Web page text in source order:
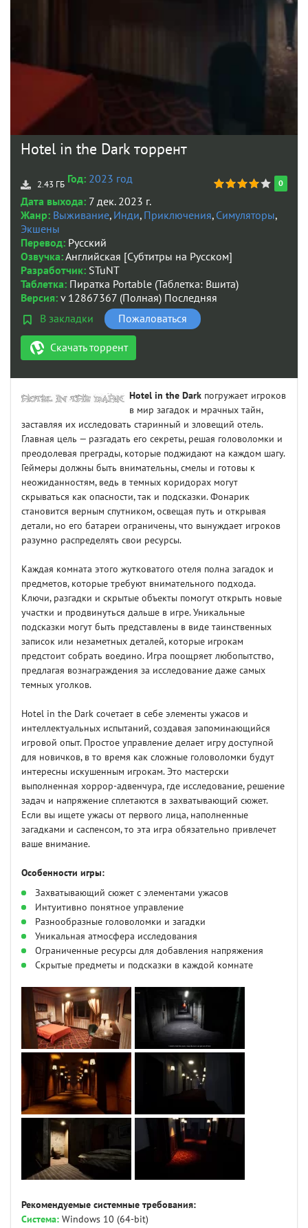
Hotel in the Dark торрент
0
2.43 ГБ Год: 2023 год
Дата выхода: 7 дек. 2023 г.
Жанр: Выживание, Инди, Приключения, Симуляторы,
Экшены
Перевод: Русский
Озвучка:Английская [Субтитры на Русском]
Разработчик: STuNT
Таблетка: Пиратка Portable (Таблетка: Вшита)
Версия: v 12867367 (Полная) Последняя
В закладки
Пожаловаться
Скачать торрент
Hotel in the Dark погружает игроков
в мир загадок и мрачных тайн,
заставляя их исследовать старинный и зловещий отель.
Главная цель — разгадать его секреты, решая головоломки и
преодолевая преграды, которые поджидают на каждом шагу.
Геймеры должны быть внимательны, смелы и готовы к
неожиданностям, ведь в темных коридорах могут
скрываться как опасности, так и подсказки. Фонарик
становится верным спутником, освещая путь и открывая
детали, но его батареи ограничены, что вынуждает игроков
разумно распределять свои ресурсы.
Каждая комната этого жутковатого отеля полна загадок и
предметов, которые требуют внимательного подхода.
Ключи, разгадки и скрытые объекты помогут открыть новые
участки и продвинуться дальше в игре. Уникальные
подсказки могут быть представлены в виде таинственных
записок или незаметных деталей, которые игрокам
предстоит собрать воедино. Игра поощряет любопытство,
предлагая вознаграждения за исследование даже самых
темных уголков.
Hotel in the Dark сочетает в себе элементы ужасов и
интеллектуальных испытаний, создавая запоминающийся
игровой опыт. Простое управление делает игру доступной
для новичков, в то время как сложные головоломки будут
интересны искушенным игрокам. Это мастерски
выполненная хоррор-адвенчура, где исследование, решение
задач и напряжение сплетаются в захватывающий сюжет.
Если вы ищете ужасы от первого лица, наполненные
загадками и саспенсом, то эта игра обязательно привлечет
ваше внимание.
Особенности игры:
Захватывающий сюжет с элементами ужасов
Интуитивно понятное управление
Разнообразные головоломки и загадки
Уникальная атмосфера исследования
Ограниченные ресурсы для добавления напряжения
Скрытые предметы и подсказки в каждой комнате
Рекомендуемые системные требования:
Система: Windows 10 (64-bit)